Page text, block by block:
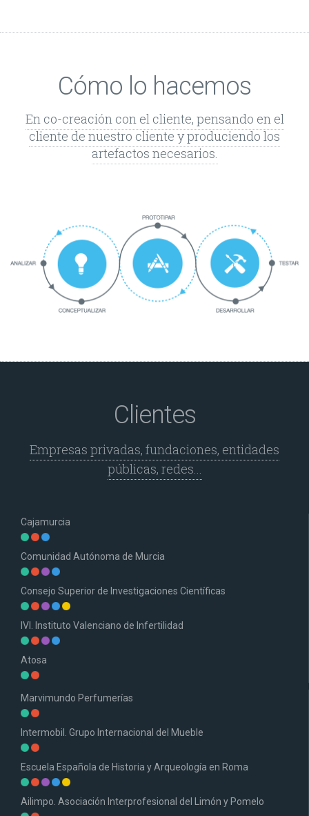
Cómo lo hacemos
En co-creación con el cliente, pensando en el
cliente de nuestro cliente y produciendo los
artefactos necesarios.
Clientes
Empresas privadas, fundaciones, entidades
públicas, redes...
Cajamurcia
Comunidad Autónoma de Murcia
Consejo Superior de Investigaciones Científicas
IVI. Instituto Valenciano de Infertilidad
Atosa
Marvimundo Perfumerías
Intermobil. Grupo Internacional del Mueble
Escuela Española de Historia y Arqueología en Roma
Ailimpo. Asociación Interprofesional del Limón y Pomelo